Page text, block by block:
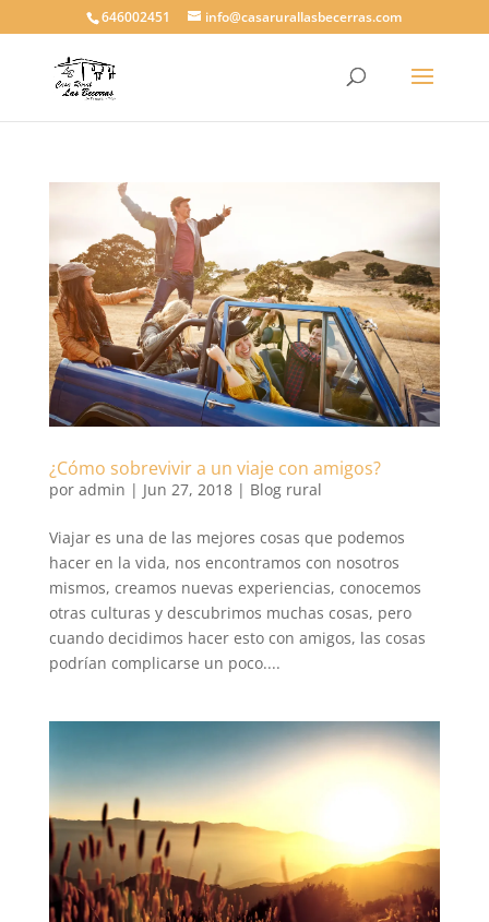
646002451 info@casarurallasbecerras.com
¿Cómo sobrevivir a un viaje con amigos?
por admin | Jun 27, 2018| Blog rural
Viajar es una de las mejores cosas que podemos
hacer en la vida, nos encontramos con nosotros
mismos, creamos nuevas experiencias, conocemos
otras culturas y descubrimos muchas cosas, pero
cuando decidimos hacer esto con amigos, las cosas
podrían complicarse un poco....